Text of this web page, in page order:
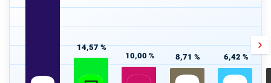
14,57 %
10,00 % 8,71 % 6,42 %